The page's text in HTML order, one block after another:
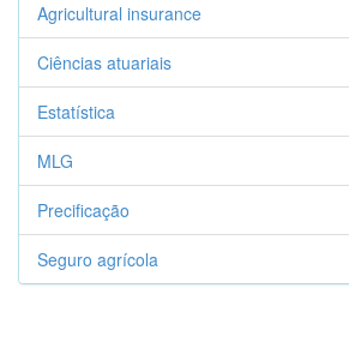
Agricultural insurance
Ciências atuariais
Estatística
MLG
Precificação
Seguro agrícola